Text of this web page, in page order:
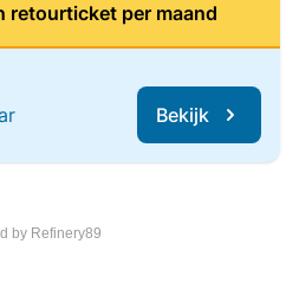
retourticket per maand
Bekijk
by Refinery89